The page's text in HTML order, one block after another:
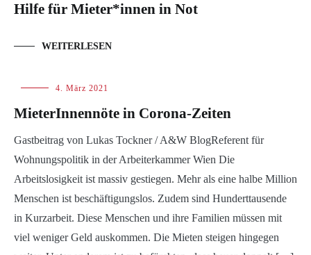
Hilfe für Mieter*innen in Not
WEITERLESEN
Blog 4. März 2021
MieterInnennöte in Corona-Zeiten
Gastbeitrag von Lukas Tockner / A&W BlogReferent für
Wohnungspolitik in der Arbeiterkammer Wien Die
Arbeitslosigkeit ist massiv gestiegen. Mehr als eine halbe Million
Menschen ist beschäftigungslos. Zudem sind Hunderttausende
in Kurzarbeit. Diese Menschen und ihre Familien müssen mit
viel weniger Geld auskommen. Die Mieten steigen hingegen